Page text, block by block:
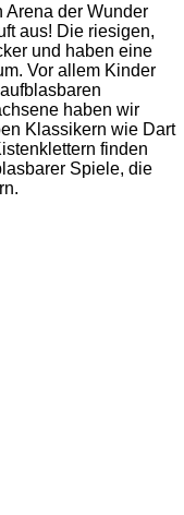
Arena der Wunder
aus! Die riesigen,
und haben eine
Vor allem Kinder
haben wir
Klassikern wie Dart
finden
Spiele, die